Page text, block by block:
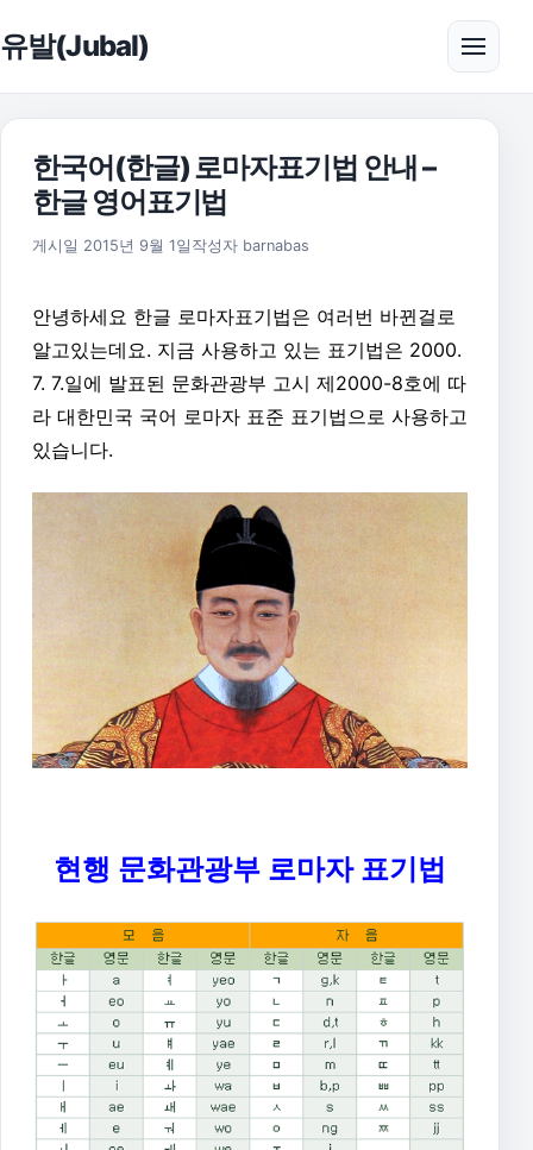
유발(Jubal) 메뉴
한국어(한글) 로마자표기법 안내 –
한글 영어표기법
게시일 2015년 9월 1일 2015년 9월 1일
작성자 barnabas
안녕하세요 한글 로마자표기법은 여러번 바뀐걸로
알고있는데요. 지금 사용하고 있는 표기법은 2000.
7. 7.일에 발표된 문화관광부 고시 제2000-8호에 따
라 대한민국 국어 로마자 표준 표기법으로 사용하고
있습니다.
현행 문화관광부 로마자 표기법